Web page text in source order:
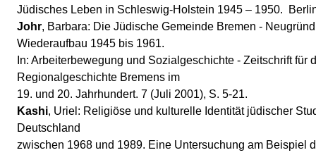
Jüdisches Leben in Schleswig-Holstein 1945 – 1950.
Johr, Barbara: Die Jüdische Gemeinde Bremen -
Wiederaufbau 1945 bis 1961.
In: Arbeiterbewegung und Sozialgeschichte - Zeitschrift für
Regionalgeschichte Bremens im
19. und 20. Jahrhundert. 7 (Juli 2001), S. 5-21.
Kashi, Uriel: Religiöse und kulturelle Identität jüdischer
Deutschland
zwischen 1968 und 1989. Eine Untersuchung am Beispiel